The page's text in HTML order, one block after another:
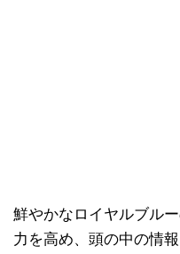
鮮やかなロイヤルブル
力を高め、頭の中の情